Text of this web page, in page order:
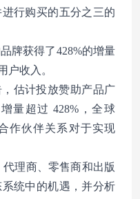
行购买的五分之三的
牌获得了428%的增量
户收入。
估计投放赞助产品广
量超过 428%，全球
作伙伴关系对于实现
理商、零售商和出版
统中的机遇，并分析